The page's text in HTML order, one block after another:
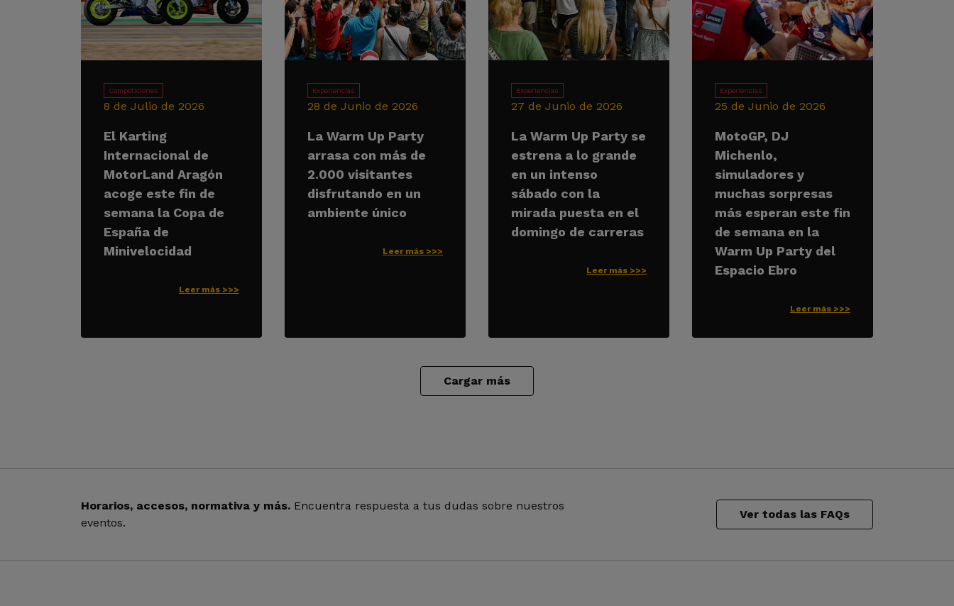
Competiciones
8 de Julio de 2026
El Karting
Internacional de
MotorLand Aragón
acoge este fin de
semana la Copa de
España de
Minivelocidad
Leer más >>>
Experiencias
28 de Junio de 2026
La Warm Up Party
arrasa con más de
2.000 visitantes
disfrutando en un
ambiente único
Leer más >>>
Experiencias
27 de Junio de 2026
La Warm Up Party se
estrena a lo grande
en un intenso
sábado con la
mirada puesta en el
domingo de carreras
Leer más >>>
Experiencias
25 de Junio de 2026
MotoGP, DJ
Michenlo,
simuladores y
muchas sorpresas
más esperan este fin
de semana en la
Warm Up Party del
Espacio Ebro
Leer más >>>
Cargar más
Horarios, accesos, normativa y más. Encuentra respuesta a tus dudas sobre nuestros
eventos.
Ver todas las FAQs